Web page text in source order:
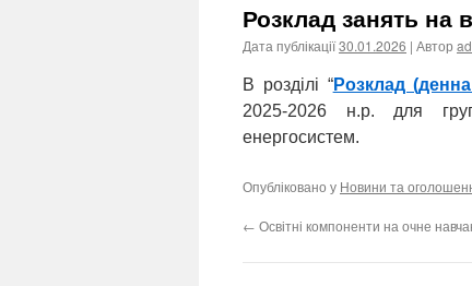
Розклад занять на
Дата публікації30.01.2026 | Автор
В розділі “Розклад
2025-2026 н.р. для
енергосистем.
Опубліковано у Новини та
← Освітні компоненти на очне